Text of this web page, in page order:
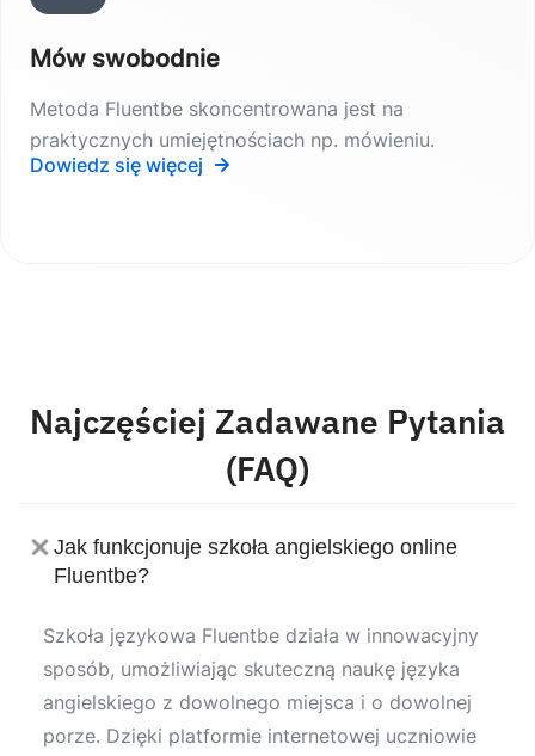
Mów swobodnie
Metoda Fluentbe skoncentrowana jest na
praktycznych umiejętnościach np. mówieniu.
Dowiedz się więcej
Najczęściej Zadawane Pytania
(FAQ)
Jak funkcjonuje szkoła angielskiego online
Fluentbe?
Szkoła językowa Fluentbe działa w innowacyjny
sposób, umożliwiając skuteczną naukę języka
angielskiego z dowolnego miejsca i o dowolnej
porze. Dzięki platformie internetowej uczniowie